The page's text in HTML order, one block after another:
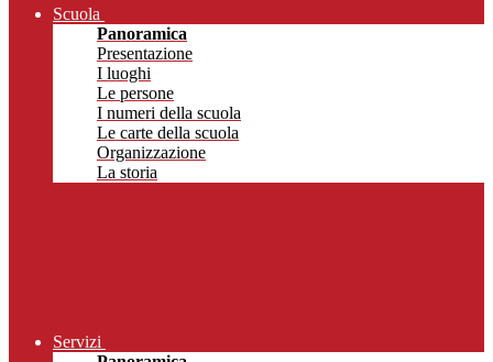
Scuola
Panoramica
Presentazione
I luoghi
Le persone
I numeri della scuola
Le carte della scuola
Organizzazione
La storia
Servizi